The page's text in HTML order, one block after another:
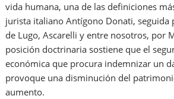
vida humana, una de las definiciones
jurista italiano Antígono Donati, seguida
de Lugo, Ascarelli y entre nosotros, por
posición doctrinaria sostiene que el
económica que procura indemnizar un
provoque una disminución del
aumento.